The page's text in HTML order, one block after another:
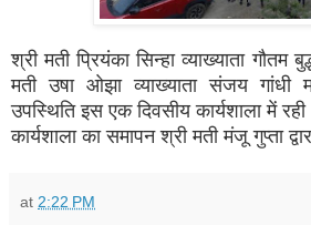
श्री मती प्रियंका सिन्हा व्याख्याता
मती उषा ओझा व्याख्याता संजय गांधी
उपस्थिति इस एक दिवसीय कार्यशाला में
कार्यशाला का समापन श्री मती मंजू गुप्ता
at 2:22 PM